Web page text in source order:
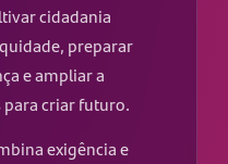
cidadania
preparar
e ampliar a
para criar futuro.
exigência e